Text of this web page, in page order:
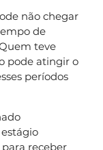
não chegar
de
teve
pode atingir o
períodos
receber